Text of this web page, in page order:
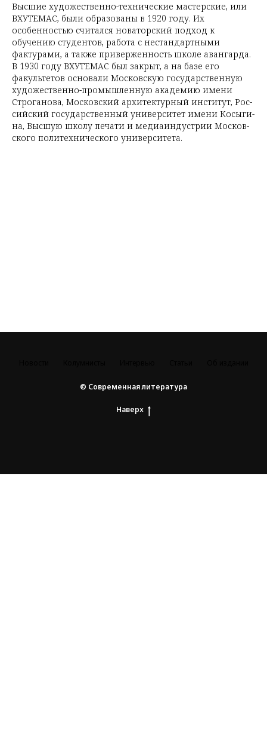
Высшие художественно-технические мастерские, или
ВХУТЕМАС, были образованы в 1920 году. Их
особенностью считался новаторский подход к
обучению студентов, работа с нестандартными
фактурами, а также приверженность школе авангарда.
В 1930 году ВХУТЕМАС был закрыт, а на базе его
факультетов основали Мос­ков­скую го­су­дар­ствен­ную
ху­до­же­ствен­но-про­мыш­лен­ную ака­де­мию име­ни
Стро­га­но­ва, Мос­ков­ский ар­хи­тек­тур­ный ин­сти­тут, Рос­
сий­ский го­су­дар­ствен­ный уни­вер­си­тет име­ни Ко­сы­ги­
на, Выс­шую шко­лу пе­ча­ти и ме­ди­а­ин­ду­стрии Мос­ков­
ско­го по­ли­тех­ни­че­ско­го уни­вер­си­те­та.
© Современная литература
Наверх